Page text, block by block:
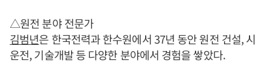
△원전 분야 전문가
김범년은 한국전력과 한수원에서 37년 동안 원전 건설, 시
운전, 기술개발 등 다양한 분야에서 경험을 쌓았다.